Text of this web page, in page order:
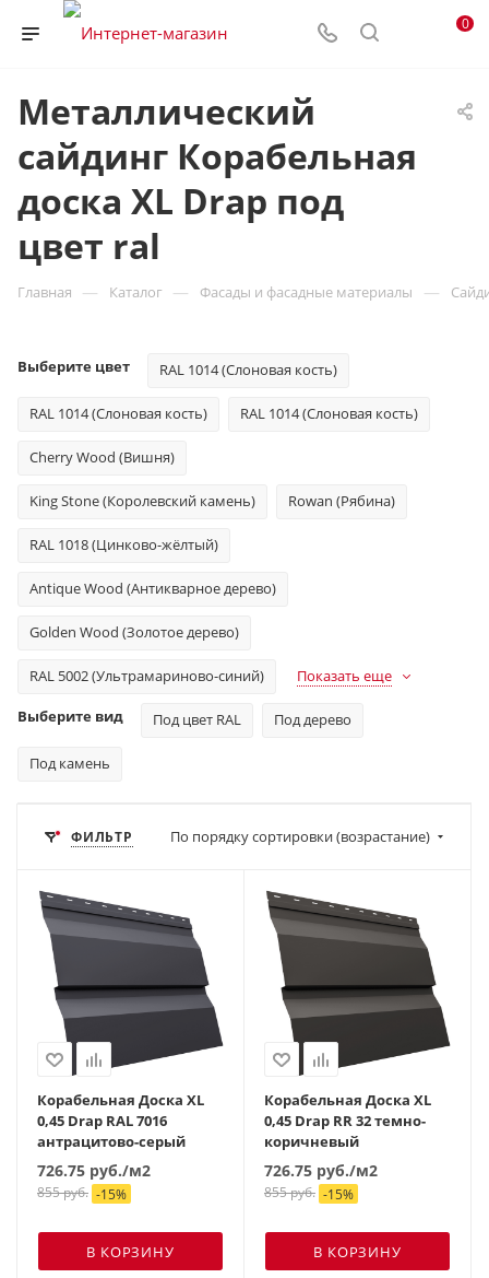
0
Металлический
сайдинг Корабельная
доска XL Drap под
цвет ral
Главная — Каталог — Фасады и фасадные материалы —
Выберите цвет RAL 1014 (Слоновая кость)
RAL 1014 (Слоновая кость) RAL 1014 (Слоновая кость)
Cherry Wood (Вишня)
King Stone (Королевский камень) Rowan (Рябина)
RAL 1018 (Цинково-жёлтый)
Antique Wood (Антикварное дерево)
Golden Wood (Золотое дерево)
RAL 5002 (Ультрамариново-синий) Показать еще
Выберите вид Под цвет RAL Под дерево
Под камень
ФИЛЬТР По порядку сортировки (возрастание)
Корабельная Доска XL
0,45 Drap RAL 7016
антрацитово-серый
726.75 руб./м2
855руб. -15%
В КОРЗИНУ
Корабельная Доска XL
0,45 Drap RR 32 темно-
коричневый
726.75 руб./м2
855руб. -15%
В КОРЗИНУ